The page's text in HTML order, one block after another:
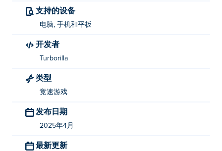
谁创作了《Mad Skills Motocross 2》？
Poki 上的第一款游戏！
您可以在 Poki 上免费玩 Mad Skills Motocross 2。
我可以在移动设备和桌面上玩 Mad Skills
Motocross 2 吗？
Mad Skills Motocross 2 可以在您的计算机和移动设备
支持的设备
电脑, 手机和平板
开发者
Turborilla
类型
竞速游戏
发布日期
2025年4月
最新更新